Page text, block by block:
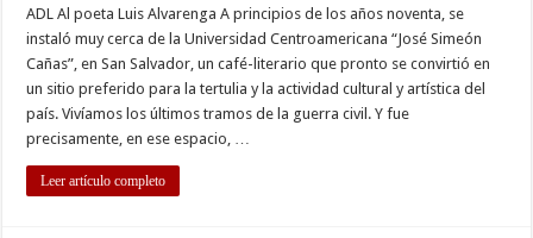
ADL Al poeta Luis Alvarenga A principios de los años noventa, se
instaló muy cerca de la Universidad Centroamericana “José Simeón
Cañas”, en San Salvador, un café-literario que pronto se convirtió en
un sitio preferido para la tertulia y la actividad cultural y artística del
país. Vivíamos los últimos tramos de la guerra civil. Y fue
precisamente, en ese espacio, …
Leer artículo completo